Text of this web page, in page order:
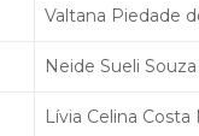
Valtana Piedade
Neide Sueli Souza
Lívia Celina Costa